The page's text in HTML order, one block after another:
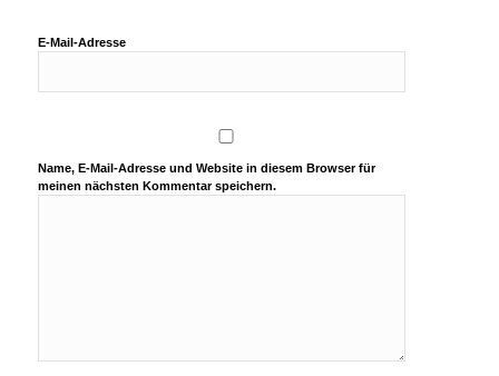
E-Mail-Adresse
Name, E-Mail-Adresse und Website in diesem Browser für
meinen nächsten Kommentar speichern.